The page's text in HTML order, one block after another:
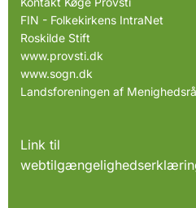
FIN - Folkekirkens IntraNet
Roskilde Stift
www.provsti.dk
www.sogn.dk
Landsforeningen af
Link til